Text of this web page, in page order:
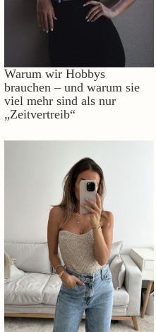
Warum wir Hobbys
brauchen – und warum sie
viel mehr sind als nur
„Zeitvertreib“